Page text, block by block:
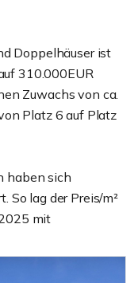
Doppelhäuser ist
310.000EUR
Zuwachs von ca.
Platz 6 auf Platz
haben sich
So lag der Preis/m²
mit